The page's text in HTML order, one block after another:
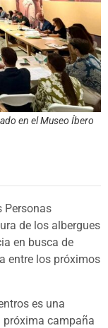
en el Museo Íbero
Personas
de los albergues
en busca de
entre los próximos
es una
próxima campaña